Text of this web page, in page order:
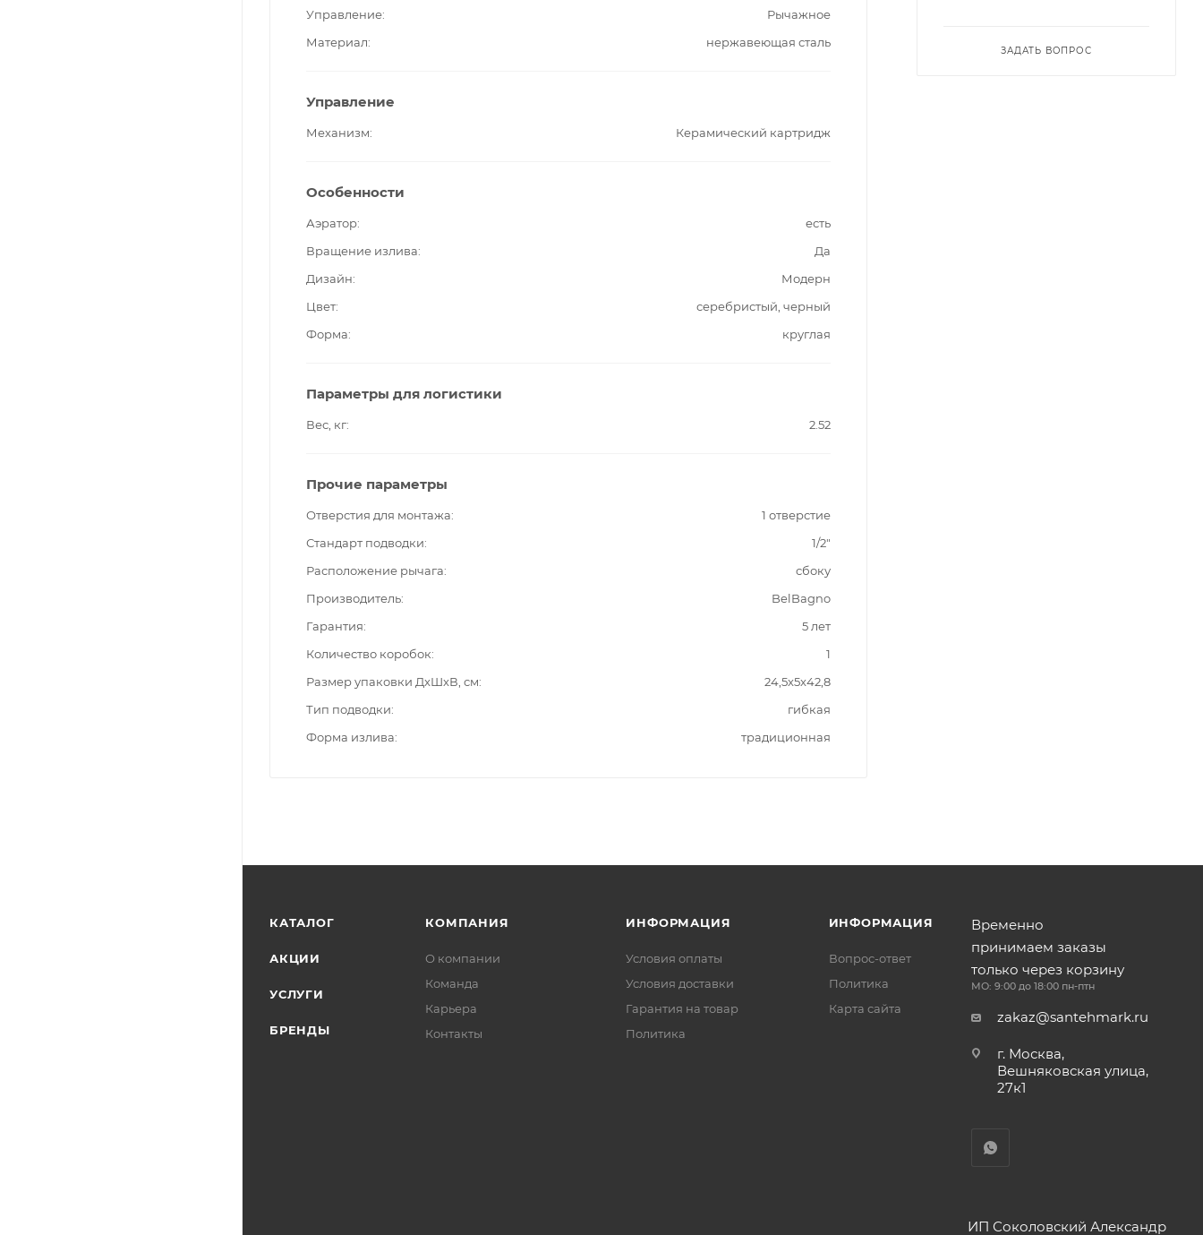
Управление
Рычажное
Материал
нержавеющая сталь
Управление
Механизм Керамический картридж
Особенности
Аэратор
есть
Вращение излива
Да
Дизайн
Модерн
Цвет
серебристый, черный
Форма
круглая
Параметры для логистики
Вес, кг 2.52
Прочие параметры
Отверстия для монтажа
1 отверстие
Стандарт подводки
1/2"
Расположение рычага
сбоку
Производитель
BelBagno
Гарантия
5 лет
Количество коробок
1
Размер упаковки ДxШxВ, см
24,5x5x42,8
Тип подводки
гибкая
Форма излива
традиционная
ЗАДАТЬ ВОПРОС
КАТАЛОГ
АКЦИИ
УСЛУГИ
БРЕНДЫ
КОМПАНИЯ
О компании
Команда
Карьера
Контакты
ИНФОРМАЦИЯ
Условия оплаты
Условия доставки
Гарантия на товар
Политика
ИНФОРМАЦИЯ
Вопрос-ответ
Политика
Карта сайта
Временно
принимаем заказы
только через корзину
МО: 9:00 до 18:00 пн-птн
zakaz@santehmark.ru
г. Москва,
Вешняковская улица,
27к1
ИП Соколовский Александр